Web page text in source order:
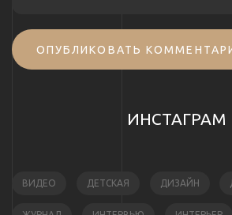
ОПУБЛИКОВАТЬ
ИНСТАГРАМ
ВИДЕО ДЕТСКАЯ ДИЗАЙН